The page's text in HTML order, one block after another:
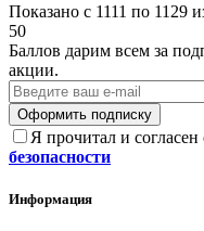
Показано с 1111 по 1129
50
Баллов дарим всем за
акции.
Оформить подписку
Я прочитал и
безопасности
Информация